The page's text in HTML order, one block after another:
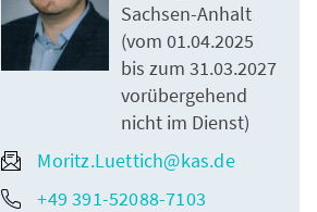
Sachsen-Anhalt
(vom 01.04.2025
bis zum 31.03.2027
vorübergehend
nicht im Dienst)
Moritz.Luettich@kas.de
+49 391-52088-7103